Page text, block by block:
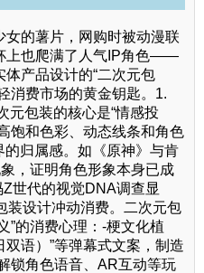
的薯片，网购时被动漫联
上也爬满了人气IP角色——
产品设计的“二次元包
消费市场的黄金钥匙。1.
元包装的核心是“情感投
饱和色彩、动态线条和角色
的归属感。如《原神》与肯
，证明角色形象本身已成
世代的视觉DNA调查显
装设计冲动消费。二次元包
”的消费心理：-梗文化植
双语）”等弹幕式文案，制造
锁角色语音、AR互动等玩